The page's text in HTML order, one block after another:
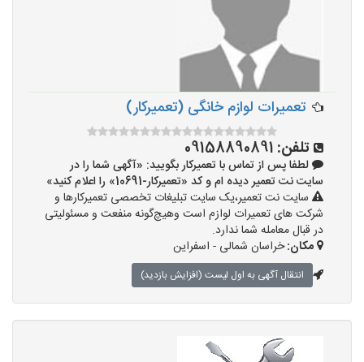
تعمیرات لوازم خانگی (تعمیرکار)
تلفن: 09158890891
لطفا پس از تماس با تعمیرکار بگویید: «آگهی شما را در
سایت نت تعمیر دیده ام و کد «تعمیرکار-10691» را اعلام کنید»
سایت نت تعمیر،یک سایت تبلیغات تخصصی تعمیرکارها و
شرکت های تعمیرات لوازم است وهیچ‌گونه منفعت و مسئولیتی
در قبال معامله شما ندارد.
مکان:خراسان شمالی - اسفراین
انتقال آگهی به اول لیست (افزایش بازدید)